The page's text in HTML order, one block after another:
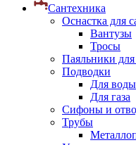
Сантехника
Оснастка для
Вантузы
Тросы
Паяльники для
Подводки
Для воды
Для газа
Сифоны и
Трубы